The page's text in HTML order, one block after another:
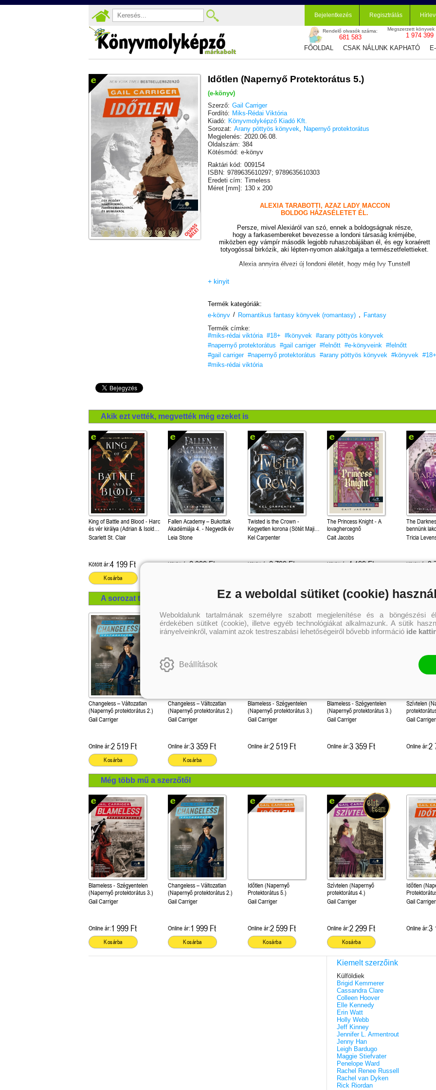
Bejelentkezés Regisztrálás
Rendelő olvasók száma:
681 583
Megszerzett könyvek
1 974 399
FŐOLDAL
CSAK NÁLUNK KAPHATÓ
Időtlen (Napernyő Protektorátus 5.)
(e-könyv)
Szerző: Gail Carriger
Fordító: Miks-Rédai Viktória
Kiadó: Könyvmolyképző Kiadó Kft.
Sorozat: Arany pöttyös könyvek, Napernyő protektorátus
Megjelenés: 2020.06.08.
Oldalszám: 384
Kötésmód: e-könyv
Raktári kód: 009154
ISBN: 9789635610297; 9789635610303
Eredeti cím: Timeless
Méret [mm]: 130 x 200
ALEXIA TARABOTTI, AZAZ LADY MACCON
BOLDOG HÁZASÉLETET ÉL.
Persze, mivel Alexiáról van szó, ennek a boldogságnak része,
hogy a farkasembereket bevezesse a londoni társaság krémjébe,
miközben egy vámpír második legjobb ruhaszobájában él, és egy koraérett
totyogóssal birkózik, aki lépten-nyomon alakítgatja a természetfelettieket.
Alexia annyira élvezi új londoni életét, hogy még Ivy Tunstell
társulatának legújabb előadása (nem mondtunk sokat,
melyet nem hagyhat fi gyelmen kívül. Férjével, gyermekével
és a Tunstell házaspárral súlyosbítva gőzhajóra száll, hogy átkeljen
a Földközi-tengeren. Egyiptom azonban talán több rejtélyt tartogat,
Mit akar tőle az alexandriai bolykirálynő valójában?
Miért támad újra az Istenölő Átok? És hogyan lett Ivy Tunstell
egyszerre a Brit Birodalom legnépszerűbb színésznője?
A NÉPSZERŰ SOROZAT RÉGEN VÁRT BEFEJEZŐ RÉSZE.
– Monica, Goodreads
Mélyedj el! Kapcsolj ki! Légy jelen!
Felnőtteknek ajánljuk!
+ kinyit
Termék kategóriák:
e-könyv / Romantikus fantasy könyvek (romantasy) , Fantasy
Termék címke:
#miks-rédai viktória #18+ #könyvek #arany pöttyös könyvek
#napernyő protektorátus #gail carriger #felnőtt #e-könyveink #felnőtt
#gail carriger #napernyő protektorátus #arany pöttyös könyvek #könyvek #18+
#miks-rédai viktória
Akik ezt vették, megvették még ezeket is
King of Battle and Blood - Harc
és vér királya (Adrian & Isolde
1.)
Scarlett St. Clair
Kötött ár:4 199 Ft
Kosárba
Fallen Academy – Bukottak
Akadémiája 4. - Negyedik év
Leia Stone
Kötött ár:2 399 Ft
Twisted is the Crown -
Kegyetlen korona (Sötét Maji
3.)
Kel Carpenter
Kötött ár:2 799 Ft
The Princess Knight - A
lovaghercegnő
Cait Jacobs
Kötött ár:4 199 Ft
The
bennünk
Shadows
Tricia
Kötött ár:3
A sorozat további termékei
Changeless – Változatlan
(Napernyő protektorátus 2.)
Gail Carriger
Online ár:2 519 Ft
Kosárba
Changeless – Változatlan
(Napernyő protektorátus 2.)
Gail Carriger
Online ár:3 359 Ft
Kosárba
Blameless - Szégyentelen
(Napernyő protektorátus 3.)
Gail Carriger
Online ár:2 519 Ft
Blameless - Szégyentelen
(Napernyő protektorátus 3.)
Gail Carriger
Online ár:3 359 Ft
Szívtelen
Gail Carriger
Online ár:2
Még több mű a szerzőtől
Blameless - Szégyentelen
(Napernyő protektorátus 3.)
Gail Carriger
Online ár:1 999 Ft
Kosárba
Changeless – Változatlan
(Napernyő protektorátus 2.)
Gail Carriger
Online ár:1 999 Ft
Kosárba
Időtlen (Napernyő
Protektorátus 5.)
Gail Carriger
Online ár:2 599 Ft
Kosárba
Szívtelen (Napernyő
protektorátus 4.)
Gail Carriger
Online ár:2 299 Ft
Kosárba
Időtlen
Gail Carriger
Online ár:3
Kiemelt szerzőink
Külföldiek
Brigid Kemmerer
Cassandra Clare
Colleen Hoover
Elle Kennedy
Erin Watt
Holly Webb
Jeff Kinney
Jennifer L. Armentrout
Jenny Han
Leigh Bardugo
Maggie Stiefvater
Penelope Ward
Rachel Renee Russell
Rachel van Dyken
Rick Riordan
Ez a weboldal sütiket (cookie)
Weboldalunk tartalmának személyre szabott megjelenítése és a böngészési
érdekében sütiket (cookie), illetve egyéb technológiákat alkalmazunk. A sütik
irányelveinkről, valamint azok testreszabási lehetőségeiről bővebb információ ide
Beállítások